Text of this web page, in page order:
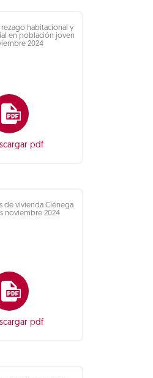
habitacional y
en población joven
2024
pdf
de vivienda Ciénega
noviembre 2024
pdf